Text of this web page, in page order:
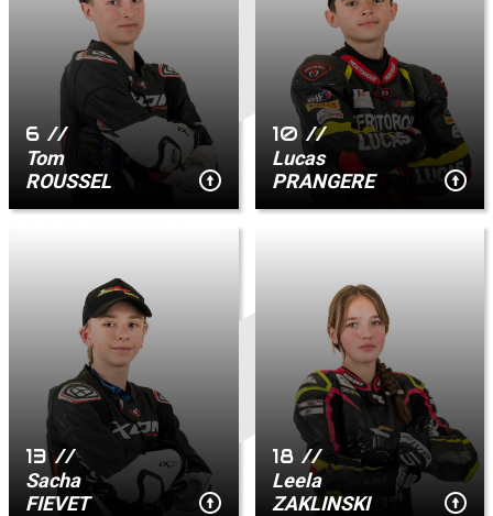
accéder à la billetterie
6 //
Tom
ROUSSEL
10 //
Lucas
PRANGERE
13 //
Sacha
FIEVET
18 //
Leela
ZAKLINSKI